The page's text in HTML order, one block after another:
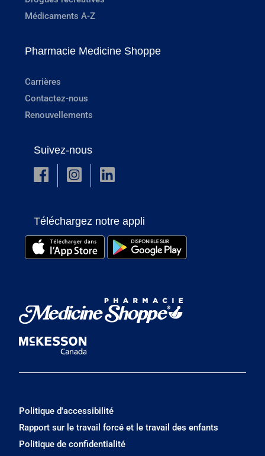
Médicaments A-Z
Pharmacie Medicine Shoppe
Carrières
Contactez-nous
Renouvellements
Suivez-nous
Téléchargez notre appli
Politique d'accessibilité
Rapport sur le travail forcé et le travail des enfants
Politique de confidentialité